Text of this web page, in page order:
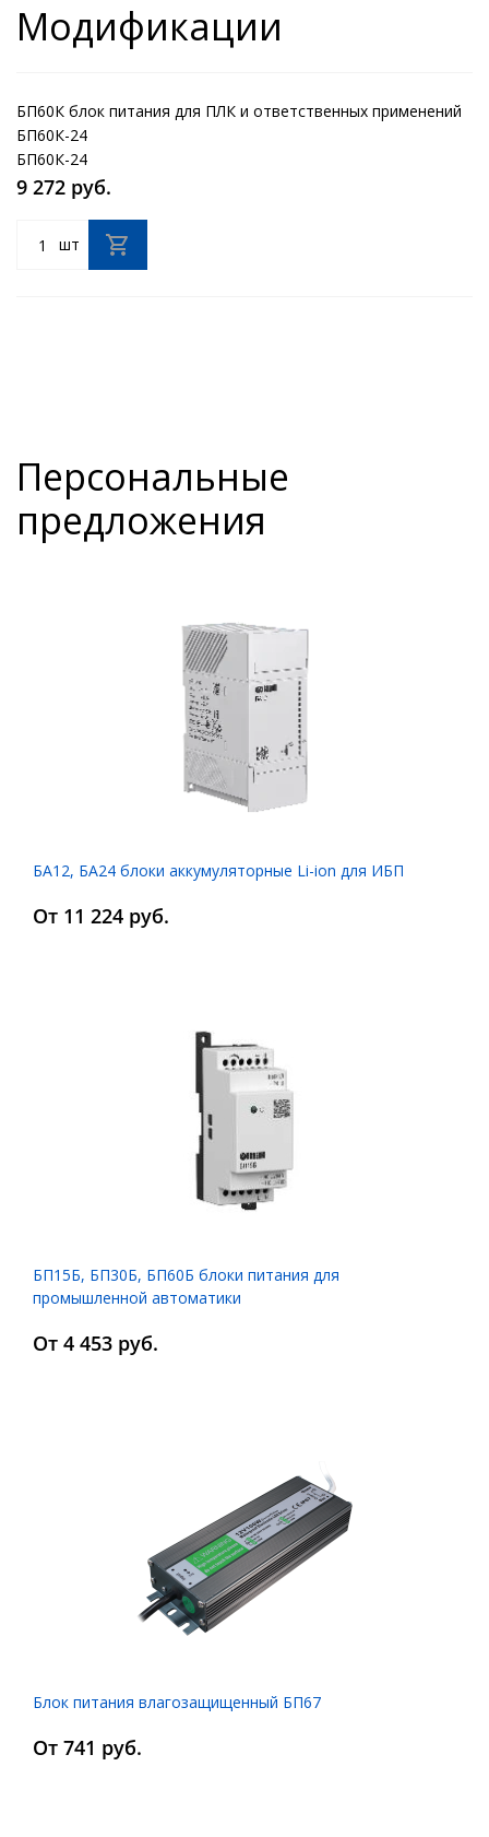
Модификации
БП60К блок питания для ПЛК и ответственных применений
БП60К-24
БП60К-24
9 272 руб.
шт
Персональные
предложения
БА12, БА24 блоки аккумуляторные Li-ion для ИБП
От 11 224 руб.
БП15Б, БП30Б, БП60Б блоки питания для
промышленной автоматики
От 4 453 руб.
Блок питания влагозащищенный БП67
От 741 руб.